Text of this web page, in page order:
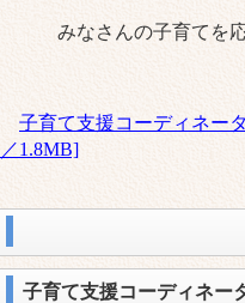
みなさんの子育てを応
子育て支援コーディネー
／1.8MB]
子育て支援コーディネー